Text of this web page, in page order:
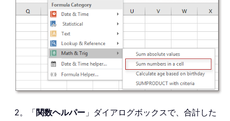
2。「関数ヘルパー 」ダイアログボックスで、合計した